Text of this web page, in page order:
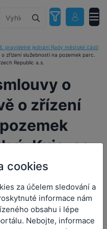
pravidelné jednání Rady městské části
zřízení služebnosti na pozemek parc.
Republic a.s.
o
o zřízení
Kyje, se
a.s.
cookies
za účelem sledování a
informace nám
obsahu i lépe
Nebojte, informace